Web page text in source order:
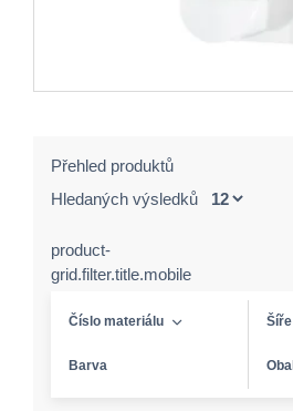
Přehled produktů
Hledaných výsledků
product-
grid.filter.title.mobile
Číslo materiálu Šíře
Barva Obal